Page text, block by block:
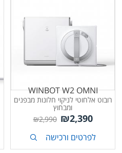
WINBOT W2 OMNI
רובוט אלחוטי לניקוי חלונות מבפנים
ומבחוץ
₪2,390
₪2,990
לפרטים ורכישה